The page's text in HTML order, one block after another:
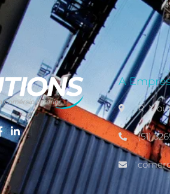
A
R.
(51)